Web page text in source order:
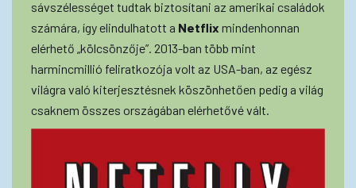
sávszélességet tudtak biztosítani az amerikai családok
számára, így elindulhatott a Netflix mindenhonnan
elérhető „kölcsönzője”. 2013-ban több mint
harmincmillió feliratkozója volt az USA-ban, az egész
világra való kiterjesztésnek köszönhetően pedig a világ
csaknem összes országában elérhetővé vált.